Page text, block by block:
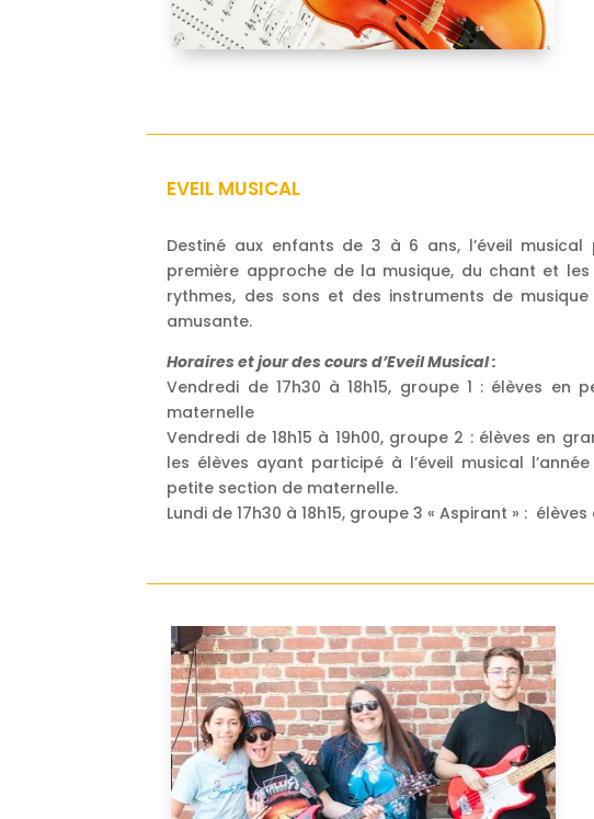
EVEIL MUSICAL
Destiné aux enfants de 3 à 6 ans, l’éveil
première approche de la musique, du chant et
rythmes, des sons et des instruments de
amusante.
Horaires et jour des cours d’Eveil Musical :
Vendredi de 17h30 à 18h15, groupe 1 : élèves en
maternelle
Vendredi de 18h15 à 19h00, groupe 2 : élèves en
les élèves ayant participé à l’éveil musical
petite section de maternelle.
Lundi de 17h30 à 18h15, groupe 3 « Aspirant » :